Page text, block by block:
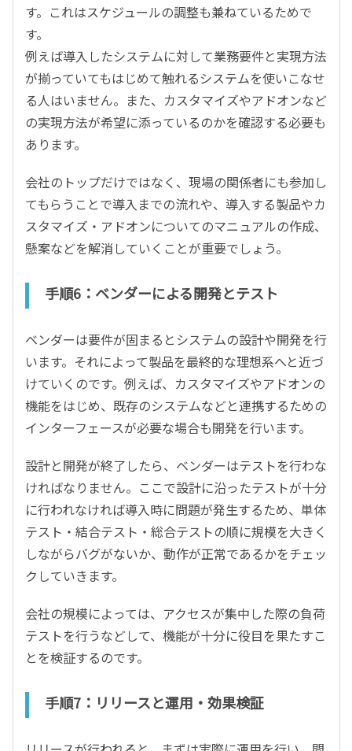
す。これはスケジュールの調整も兼ねているためで
す。
例えば導入したシステムに対して業務要件と実現方法
が揃っていてもはじめて触れるシステムを使いこなせ
る人はいません。また、カスタマイズやアドオンなど
の実現方法が希望に添っているのかを確認する必要も
あります。
会社のトップだけではなく、現場の関係者にも参加し
てもらうことで導入までの流れや、導入する製品やカ
スタマイズ・アドオンについてのマニュアルの作成、
懸案などを解消していくことが重要でしょう。
手順6：ベンダーによる開発とテスト
ベンダーは要件が固まるとシステムの設計や開発を行
います。それによって製品を最終的な理想系へと近づ
けていくのです。例えば、カスタマイズやアドオンの
機能をはじめ、既存のシステムなどと連携するための
インターフェースが必要な場合も開発を行います。
設計と開発が終了したら、ベンダーはテストを行わな
ければなりません。ここで設計に沿ったテストが十分
に行われなければ導入時に問題が発生するため、単体
テスト・結合テスト・総合テストの順に規模を大きく
しながらバグがないか、動作が正常であるかをチェッ
クしていきます。
会社の規模によっては、アクセスが集中した際の負荷
テストを行うなどして、機能が十分に役目を果たすこ
とを検証するのです。
手順7：リリースと運用・効果検証